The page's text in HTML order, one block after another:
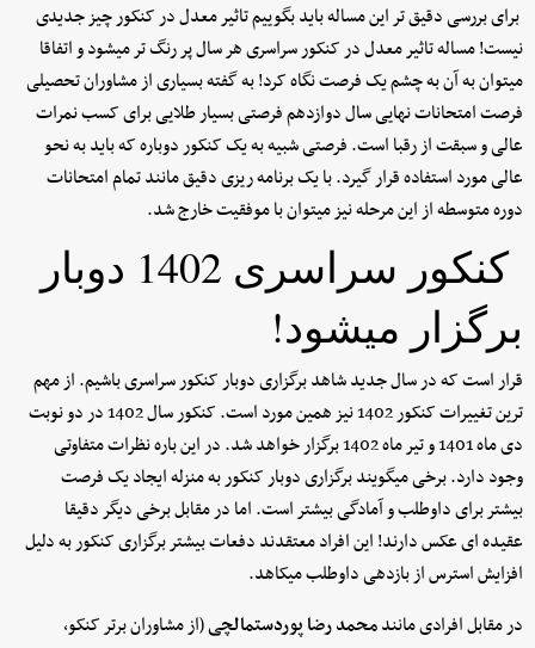
برای بررسی دقیق تر این مساله باید بگوییم تاثیر معدل در کنکور چیز جدیدی
نیست! مساله تاثیر معدل در کنکور سراسری هر سال پر رنگ تر میشود و اتفاقا
میتوان به آن به چشم یک فرصت نگاه کرد! به گفته بسیاری از مشاوران تحصیلی
فرصت امتحانات نهایی سال دوازدهم فرصتی بسیار طلایی برای کسب نمرات
عالی و سبقت از رقبا است. فرصتی شبیه به یک کنکور دوباره که باید به نحو
عالی مورد استفاده قرار گیرد. با یک برنامه ریزی دقیق مانند تمام امتحانات
دوره متوسطه از این مرحله نیز میتوان با موفقیت خارج شد.
کنکور سراسری 1402 دوبار
برگزار میشود!
قرار است که در سال جدید شاهد برگزاری دوبار کنکور سراسری باشیم. از مهم
ترین تغییرات کنکور 1402 نیز همین مورد است. کنکور سال 1402 در دو نوبت
دی ماه 1401 و تیر ماه 1402 برگزار خواهد شد. در این باره نظرات متفاوتی
وجود دارد. برخی میگویند برگزاری دوبار کنکور به منزله ایجاد یک فرصت
بیشتر برای داوطلب و آمادگی بیشتر است. اما در مقابل برخی دیگر دقیقا
عقیده ای عکس دارند! این افراد معتقدند دفعات بیشتر برگزاری کنکور به دلیل
افزایش استرس از بازدهی داوطلب میکاهد.
در مقابل افرادی مانندمحمد رضا پوردستمالچی(از مشاوران برتر کنکو،